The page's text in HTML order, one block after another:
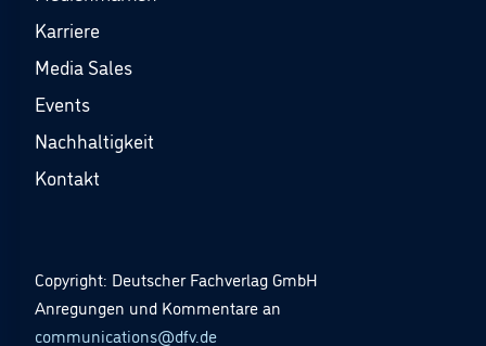
Karriere
Media Sales
Events
Nachhaltigkeit
Kontakt
Copyright: Deutscher Fachverlag GmbH
Anregungen und Kommentare an
communications@dfv.de